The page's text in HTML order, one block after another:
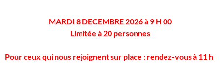
MARDI 8 DECEMBRE 2026 à 9 H 00
Limitée à 20 personnes
Pour ceux qui nous rejoignent sur place : rendez-vous à 11 h